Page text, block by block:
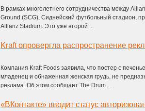
В рамках многолетнего сотрудничества между
Ground (SCG), Сиднейский футбольный стадион,
Allianz Stadium. Это уже второй ...
Компания Kraft Foods заявила, что постер c
младенец и обнаженная женская грудь, не
реклама. Об этом сообщает The Drum. ...